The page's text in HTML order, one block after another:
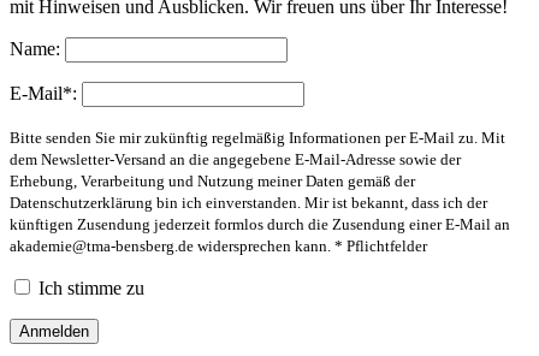
mit Hinweisen und Ausblicken. Wir freuen uns über Ihr Interesse!
Name:
E-Mail*:
Bitte senden Sie mir zukünftig regelmäßig Informationen per E-Mail zu. Mit
dem Newsletter-Versand an die angegebene E-Mail-Adresse sowie der
Erhebung, Verarbeitung und Nutzung meiner Daten gemäß der
Datenschutzerklärung bin ich einverstanden. Mir ist bekannt, dass ich der
künftigen Zusendung jederzeit formlos durch die Zusendung einer E-Mail an
akademie@tma-bensberg.de widersprechen kann. * Pflichtfelder
Ich stimme zu